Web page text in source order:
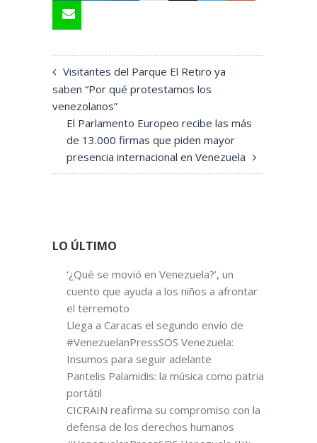
Visitantes del Parque El Retiro ya
saben “Por qué protestamos los
venezolanos”
El Parlamento Europeo recibe las más
de 13.000 firmas que piden mayor
presencia internacional en Venezuela
LO ÚLTIMO
‘¿Qué se movió en Venezuela?’, un
cuento que ayuda a los niños a afrontar
el terremoto
Llega a Caracas el segundo envío de
#VenezuelanPressSOS Venezuela:
Insumos para seguir adelante
Pantelis Palamidis: la música como patria
portátil
CICRAIN reafirma su compromiso con la
defensa de los derechos humanos